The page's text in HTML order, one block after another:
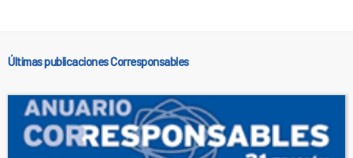
Últimas publicaciones Corresponsables